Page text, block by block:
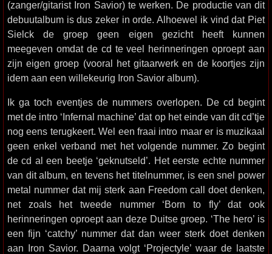
(zanger/gitarist Iron Savior) te werken. De productie van dit
debuutalbum is dus zeker in orde. Alhoewel ik vind dat Piet
Sielck de groep geen eigen gezicht heeft kunnen
meegeven omdat de cd te veel herinneringen oproept aan
zijn eigen groep (vooral het gitaarwerk en de koortjes zijn
idem aan een willekeurig Iron Savior album).
Ik ga toch eventjes de nummers overlopen. De cd begint
met de intro ‘Infernal machine’ dat op het einde van dit cd’tje
nog eens terugkeert. Wel een fraai intro maar er is muzikaal
geen enkel verband met het volgende nummer. Zo begint
de cd al een beetje ‘geknutseld’. Het eerste echte nummer
van dit album, en tevens het titelnummer, is een snel power
metal nummer dat mij sterk aan Freedom call doet denken,
net zoals het tweede nummer ‘Born to fly’ dat ook
herinneringen oproept aan deze Duitse groep. ‘The hero’ is
een fijn ‘catchy’ nummer dat dan weer sterk doet denken
aan Iron Savior. Daarna volgt ‘Projectyle’ waar de laatste